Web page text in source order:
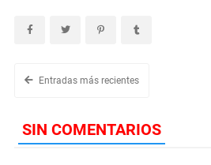
Entradas más recientes
SIN COMENTARIOS